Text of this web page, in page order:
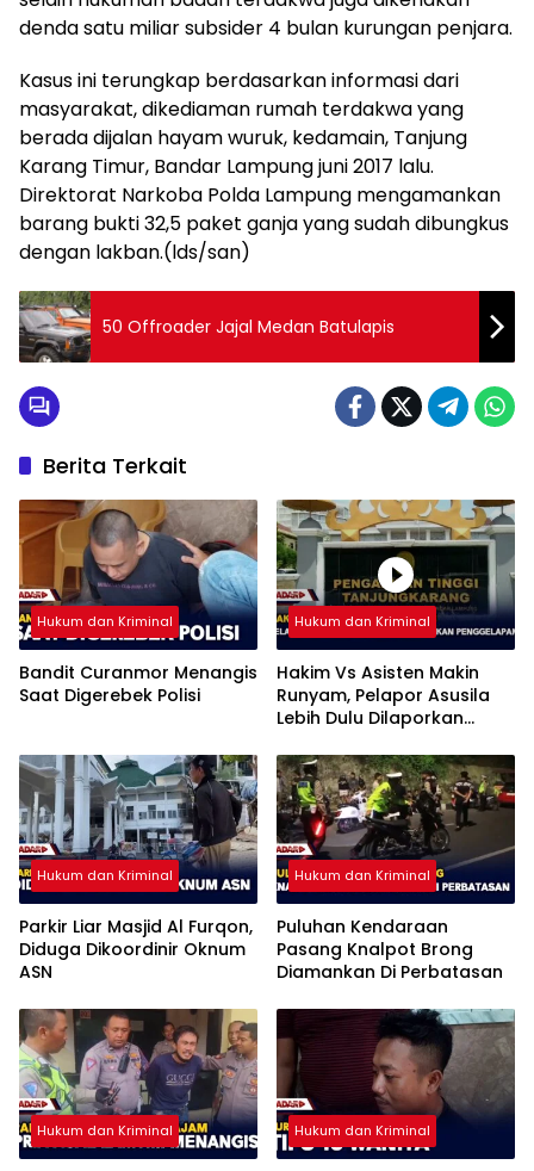
denda satu miliar subsider 4 bulan kurungan penjara.
Kasus ini terungkap berdasarkan informasi dari
masyarakat, dikediaman rumah terdakwa yang
berada dijalan hayam wuruk, kedamain, Tanjung
Karang Timur, Bandar Lampung juni 2017 lalu.
Direktorat Narkoba Polda Lampung mengamankan
barang bukti 32,5 paket ganja yang sudah dibungkus
dengan lakban.(lds/san)
50 Offroader Jajal Medan Batulapis
Berita Terkait
Hukum dan Kriminal
Bandit Curanmor Menangis
Saat Digerebek Polisi
Hukum dan Kriminal
Hakim Vs Asisten Makin
Runyam, Pelapor Asusila
Lebih Dulu Dilaporkan
Hukum dan Kriminal
Parkir Liar Masjid Al Furqon,
Diduga Dikoordinir Oknum
ASN
Hukum dan Kriminal
Puluhan Kendaraan
Pasang Knalpot Brong
Diamankan Di Perbatasan
Hukum dan Kriminal Hukum dan Kriminal